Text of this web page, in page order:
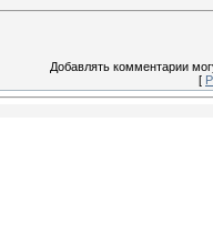
Добавлять комментарии
[